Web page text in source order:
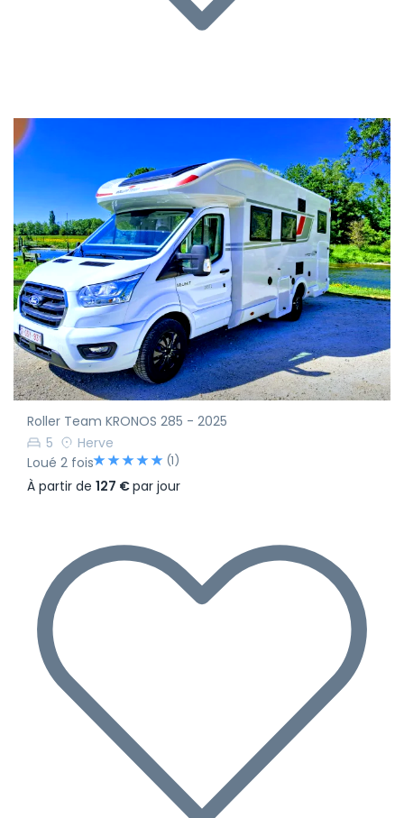
Roller Team KRONOS 285 - 2025
5
Herve
Loué 2 fois
(1)
À partir de 127 €par jour